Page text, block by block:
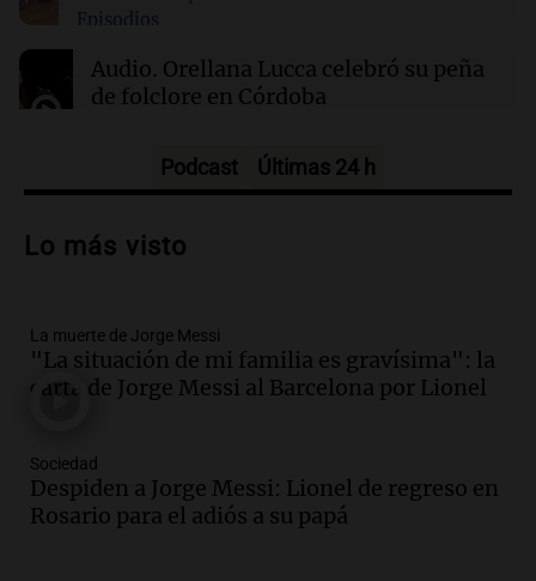
01:31 Ciencia
Reducir alimentos dulces no disminuye
antojos ni mejora la salud, según estudio
Episodios
Audio. Orellana Lucca celebró su peña
de folclore en Córdoba
Audio.Trágico accidente en Mendoza:
vehículos desde un puente
Audio.Tragedia en Mendoza: un muerto
y cinco heridos tras caer dos autos desde
un puente
Episodios
Audio.Messi llegará esta noche a
Rosario para acompañar a su familia
Podcast Últimas 24 h
Lo más visto
La muerte de Jorge Messi
"La situación de mi familia es gravísima": la
carta de Jorge Messi al Barcelona por Lionel
Sociedad
Despiden a Jorge Messi: Lionel de regreso en
Rosario para el adiós a su papá